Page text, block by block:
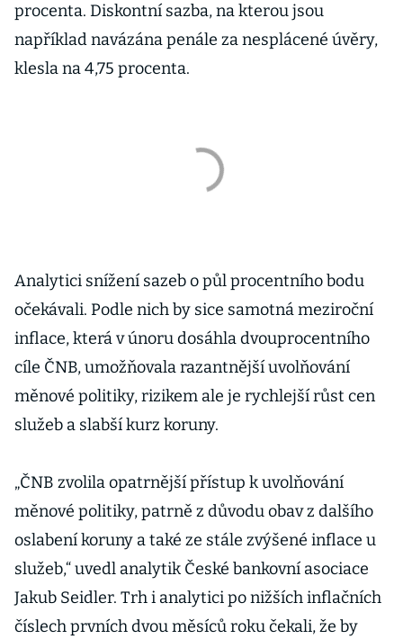
procenta. Diskontní sazba, na kterou jsou
například navázána penále za nesplácené úvěry,
klesla na 4,75 procenta.
Analytici snížení sazeb o půl procentního bodu
očekávali. Podle nich by sice samotná meziroční
inflace, která v únoru dosáhla dvouprocentního
cíle ČNB, umožňovala razantnější uvolňování
měnové politiky, rizikem ale je rychlejší růst cen
služeb a slabší kurz koruny.
„ČNB zvolila opatrnější přístup k uvolňování
měnové politiky, patrně z důvodu obav z dalšího
oslabení koruny a také ze stále zvýšené inflace u
služeb,“ uvedl analytik České bankovní asociace
Jakub Seidler. Trh i analytici po nižších inflačních
číslech prvních dvou měsíců roku čekali, že by